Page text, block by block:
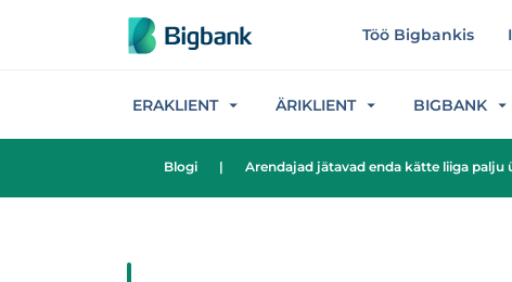
Hüppa sisu juurde
Töö Bigbankis
ERAKLIENT ÄRIKLIENT BIGBANK
Blogi | Arendajad jätavad enda kätte liiga palju